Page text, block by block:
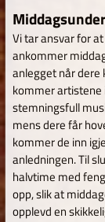
Vi tar ansvar for
ankommer
anlegget når dere
kommer artistene
stemningsfull
mens dere får
kommer de inn
anledningen. Til
halvtime med
opp, slik at
opplevd en